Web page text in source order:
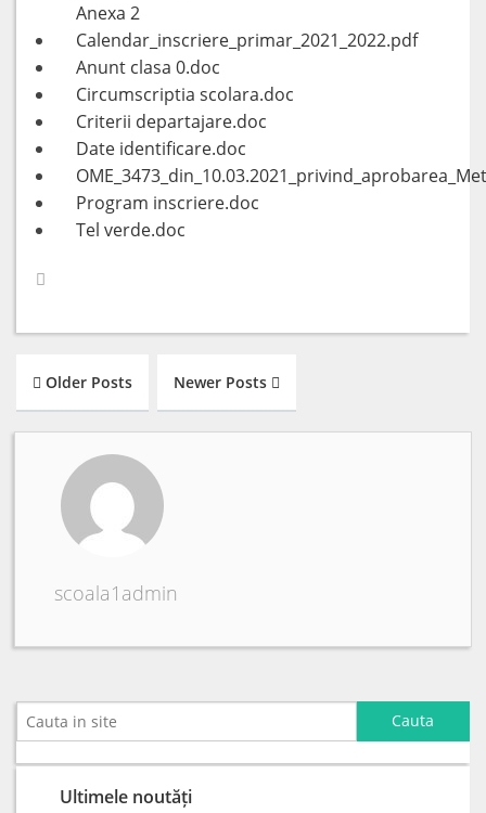
Anexa 2
Calendar_inscriere_primar_2021_2022.pdf
Anunt clasa 0.doc
Circumscriptia scolara.doc
Criterii departajare.doc
Date identificare.doc
Program inscriere.doc
Tel verde.doc
Older Posts Newer Posts
scoala1admin
Ultimele noutăți